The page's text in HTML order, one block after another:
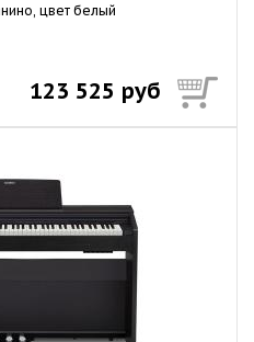
цвет белый
123 525 руб